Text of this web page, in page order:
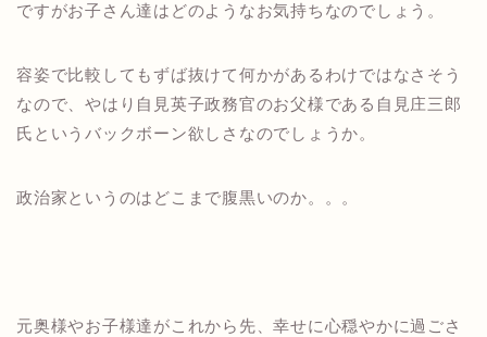
ですがお子さん達はどのようなお気持ちなのでしょう。
容姿で比較してもずば抜けて何かがあるわけではなさそう
なので、やはり自見英子政務官のお父様である自見庄三郎
氏というバックボーン欲しさなのでしょうか。
政治家というのはどこまで腹黒いのか。。。
元奥様やお子様達がこれから先、幸せに心穏やかに過ごさ